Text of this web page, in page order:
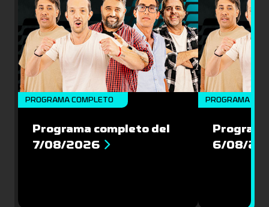
PROGRAMA COMPLETO
Programa completo del
7/08/2026
PROGRAMA
6/08/